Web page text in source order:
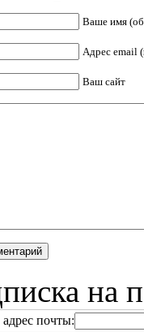
Ваше имя
Адрес email
Ваш сайт
на
почты: